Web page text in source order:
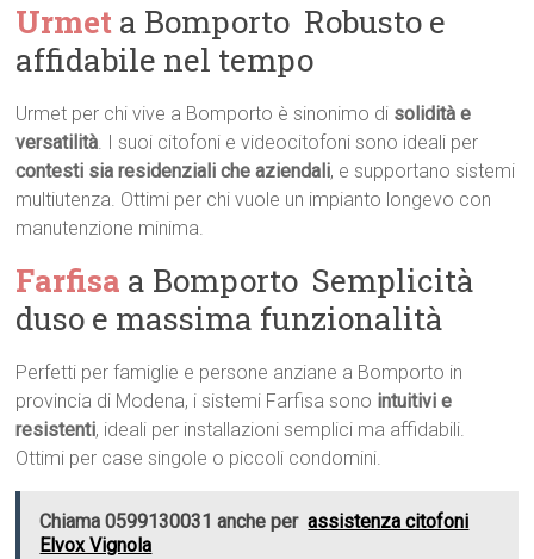
Urmet a Bomporto  Robusto e
affidabile nel tempo
Urmet per chi vive a Bomporto è sinonimo di solidità e
versatilità. I suoi citofoni e videocitofoni sono ideali per
contesti sia residenziali che aziendali, e supportano sistemi
multiutenza. Ottimi per chi vuole un impianto longevo con
manutenzione minima.
Farfisa a Bomporto  Semplicità
duso e massima funzionalità
Perfetti per famiglie e persone anziane a Bomporto in
provincia di Modena, i sistemi Farfisa sono intuitivi e
resistenti, ideali per installazioni semplici ma affidabili.
Ottimi per case singole o piccoli condomini.
Chiama 0599130031 anche per assistenza citofoni
Elvox Vignola